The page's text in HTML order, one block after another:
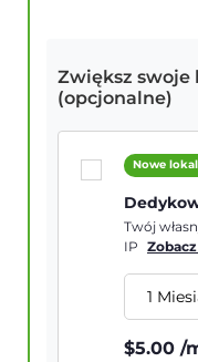
Zwiększ swoje
(opcjonalne)
Nowe
Twój
IP
1
$5.00 /